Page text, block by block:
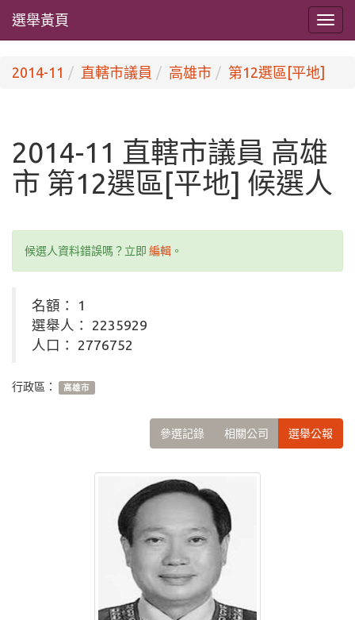
選舉黃頁
2014-11 直轄市議員 高雄市 第12選區[平地]
2014-11 直轄市議員 高雄
市 第12選區[平地] 候選人
候選人資料錯誤嗎？立即 編輯 。
名額： 1
選舉人： 2235929
人口： 2776752
行政區： 高雄市
參選記錄 相關公司 選舉公報